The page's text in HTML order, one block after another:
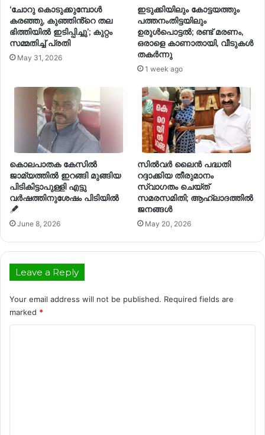
‘ചോറു കൊടുക്കുമ്പോൾ
കരഞ്ഞു, കുഞ്ഞിൻ്റെ തല
ഭിത്തിയിൽ ഇടിപ്പിച്ചു’; കുറ്റം
സമ്മതിച്ച് പ്രതി
May 31, 2026
ഇടുക്കിയിലും കോട്ടയത്തും
പത്തനംതിട്ടയിലും
ഉരുൾപൊട്ടൽ; രണ്ട് മരണം,
ഒരാളെ കാണാതായി, വീടുകൾ
തകർന്നു
1 week ago
കൊലപാതക കേസിൽ
ജാമ്യത്തിൽ ഇറങ്ങി മുങ്ങിയ
പിടികിട്ടാപുള്ളി എട്ടു
വർഷത്തിനുശേഷം പിടിയിൽ
June 8, 2026
സിൽവർ ലൈൻ പദ്ധതി
റദ്ദാക്കിയ തീരുമാനം
സ്വാഗതം ചെയ്ത്
സമരസമിതി; ആഹ്ലാദത്തിൽ
ജനങ്ങൾ
May 20, 2026
Leave a Reply
Your email address will not be published. Required fields are
marked *